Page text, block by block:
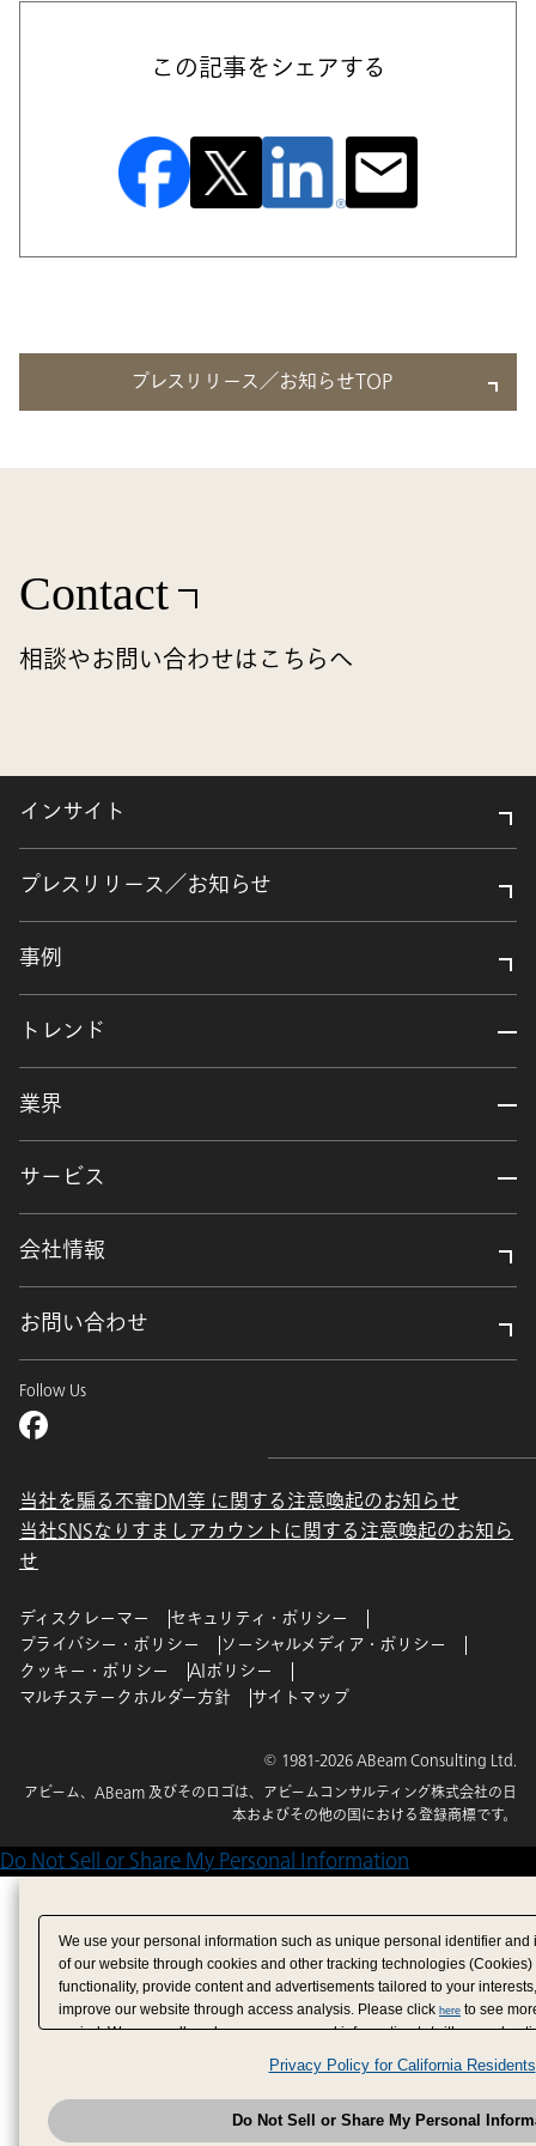
この記事をシェアする
プレスリリース／お知らせTOP
Contact
相談やお問い合わせはこちらへ
インサイト
プレスリリース／お知らせ
事例
トレンド
業界
サービス
会社情報
お問い合わせ
Follow Us
当社を騙る不審DM等 に関する注意喚起のお知らせ
当社SNSなりすましアカウントに関する注意喚起のお知ら
せ
ディスクレーマー
セキュリティ・ポリシー
プライバシー・ポリシー
ソーシャルメディア・ポリシー
クッキー・ポリシー
AIポリシー
マルチステークホルダー方針
サイトマップ
© 1981-2026 ABeam Consulting Ltd.
アビーム、ABeam 及びそのロゴは、アビームコンサルティング株式会社の日
本およびその他の国における登録商標です。
Do Not Sell or Share My Personal Information
We use your personal information such as unique personal identifier
of our website through cookies and other tracking technologies
functionality, provide content and advertisements tailored to your
improve our website through access analysis. Please click here to see
period. We may sell or share your personal information to/with our
analytics service partners. These partners may combine the data shared
have provided to them or that they have collected from your use of their
analyze and optimize advertisements delivered to you by businesses
have the right to opt out of sale or share of your personal information by
Privacy Policy for California Residents
Do Not Sell or Share My Personal